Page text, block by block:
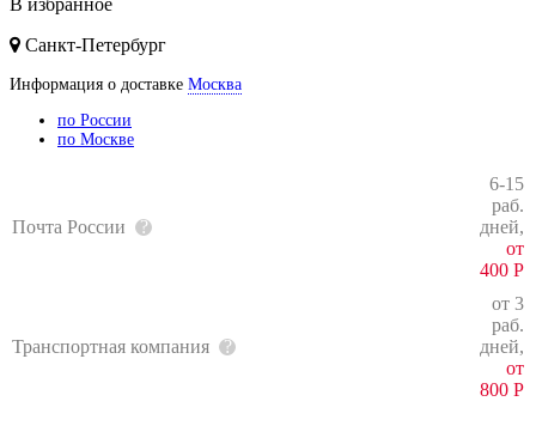
Санкт-Петербург
Информация о доставке Москва
по России
по Москве
Почта России
6-15
раб.
дней,
от
400 Р
Транспортная компания
от 3
раб.
дней,
от
800 Р